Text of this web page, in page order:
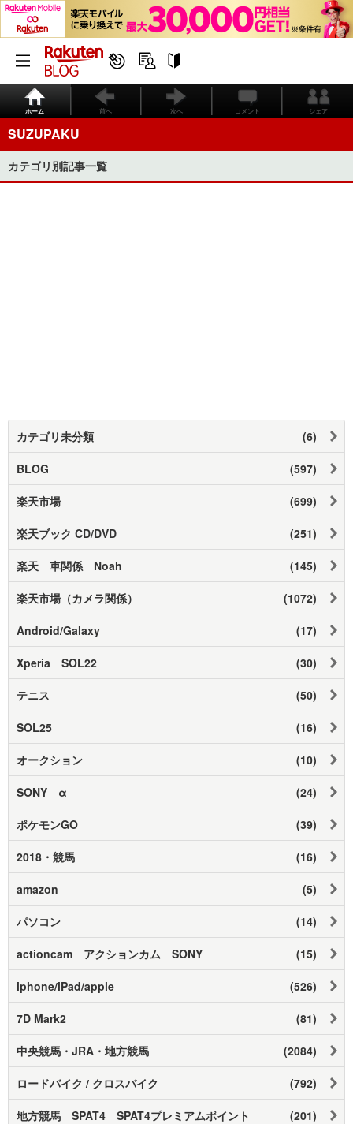
ホーム 前へ 次へ コメント シェア
SUZUPAKU
カテゴリ別記事一覧
カテゴリ未分類 (6)
BLOG (597)
楽天市場 (699)
楽天ブック CD/DVD (251)
楽天 車関係 Noah (145)
楽天市場（カメラ関係） (1072)
Android/Galaxy (17)
Xperia SOL22 (30)
テニス (50)
SOL25 (16)
オークション (10)
SONY α (24)
ポケモンGO (39)
2018・競馬 (16)
amazon (5)
パソコン (14)
actioncam アクションカム SONY (15)
iphone/iPad/apple (526)
7D Mark2 (81)
中央競馬・JRA・地方競馬 (2084)
ロードバイク / クロスバイク (792)
地方競馬 SPAT4 SPAT4プレミアムポイント (201)